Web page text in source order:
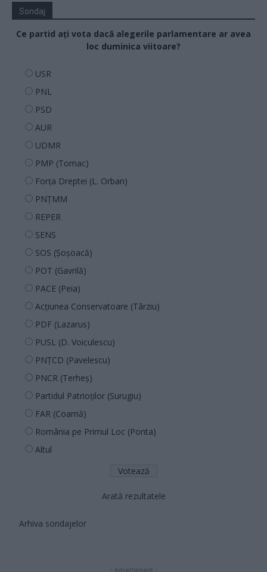
Sondaj
Ce partid ați vota dacă alegerile parlamentare ar avea
loc duminica viitoare?
USR
PNL
PSD
AUR
UDMR
PMP (Tomac)
Forța Dreptei (L. Orban)
PNȚMM
REPER
SENS
SOS (Șoșoacă)
POT (Gavrilă)
PACE (Peia)
Acțiunea Conservatoare (Târziu)
PDF (Lazarus)
PUSL (D. Voiculescu)
PNȚCD (Pavelescu)
PNCR (Terheș)
Partidul Patrioților (Surugiu)
FAR (Coarnă)
România pe Primul Loc (Ponta)
Altul
Arată rezultatele
Arhiva sondajelor
- Advertisment -